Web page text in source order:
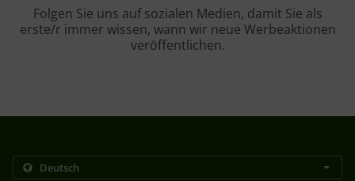
Folgen Sie uns auf sozialen Medien, damit Sie als
erste/r immer wissen, wann wir neue Werbeaktionen
veröffentlichen.